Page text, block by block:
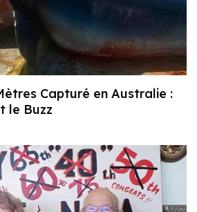
Capturé en Australie :
le Buzz